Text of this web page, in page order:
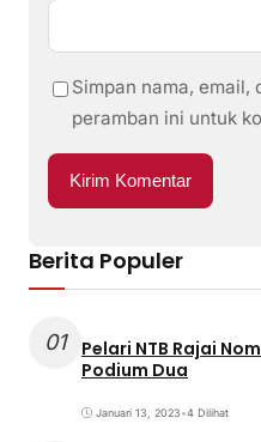
Simpan nama, email,
peramban ini untuk
Berita Populer
01
Pelari NTB Rajai
Podium Dua
Januari 13, 2023•4 Dilihat